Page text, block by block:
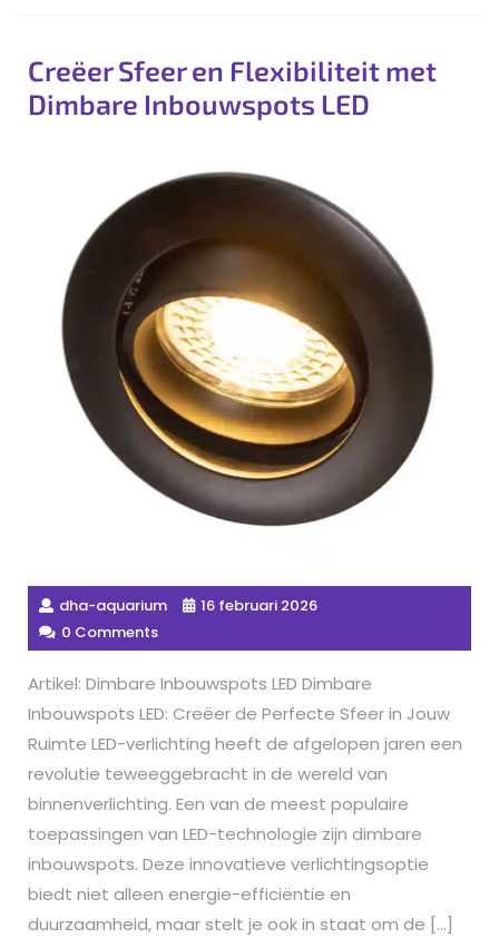
Creëer Sfeer en Flexibiliteit met
Dimbare Inbouwspots LED
dha-aquarium
16 februari 2026
0 Comments
Artikel: Dimbare Inbouwspots LED Dimbare
Inbouwspots LED: Creëer de Perfecte Sfeer in Jouw
Ruimte LED-verlichting heeft de afgelopen jaren een
revolutie teweeggebracht in de wereld van
binnenverlichting. Een van de meest populaire
toepassingen van LED-technologie zijn dimbare
inbouwspots. Deze innovatieve verlichtingsoptie
biedt niet alleen energie-efficiëntie en
duurzaamheid, maar stelt je ook in staat om de […]